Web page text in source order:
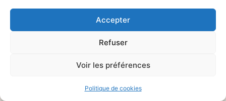
Accepter
Refuser
Voir les préférences
Politique de cookies